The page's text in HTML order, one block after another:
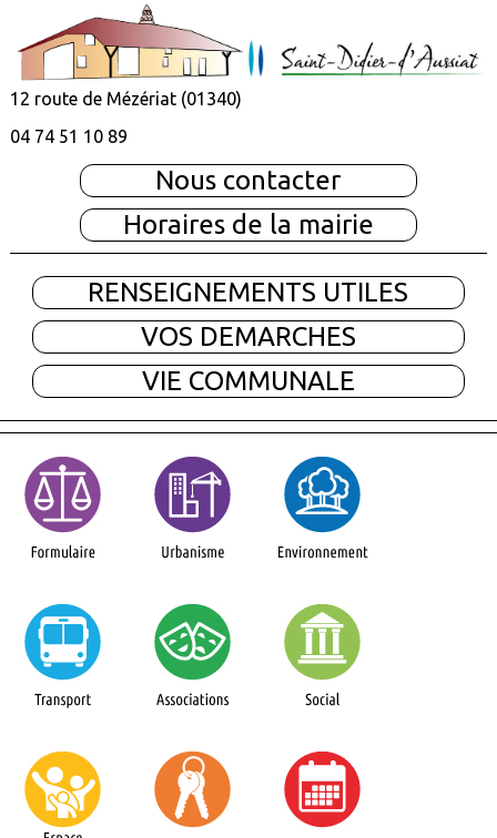
12 route de Mézériat (01340)
04 74 51 10 89
Nous contacter
Horaires de la mairie
RENSEIGNEMENTS UTILES
VOS DEMARCHES
VIE COMMUNALE